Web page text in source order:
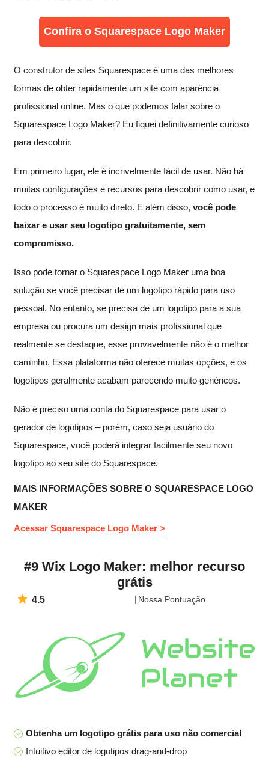
Confira o Squarespace Logo Maker
O construtor de sites Squarespace é uma das melhores
formas de obter rapidamente um site com aparência
profissional online. Mas o que podemos falar sobre o
Squarespace Logo Maker? Eu fiquei definitivamente curioso
para descobrir.
Em primeiro lugar, ele é incrivelmente fácil de usar. Não há
muitas configurações e recursos para descobrir como usar, e
todo o processo é muito direto. E além disso, você pode
baixar e usar seu logotipo gratuitamente, sem
compromisso.
Isso pode tornar o Squarespace Logo Maker uma boa
solução se você precisar de um logotipo rápido para uso
pessoal. No entanto, se precisa de um logotipo para a sua
empresa ou procura um design mais profissional que
realmente se destaque, esse provavelmente não é o melhor
caminho. Essa plataforma não oferece muitas opções, e os
logotipos geralmente acabam parecendo muito genéricos.
Não é preciso uma conta do Squarespace para usar o
gerador de logotipos – porém, caso seja usuário do
Squarespace, você poderá integrar facilmente seu novo
logotipo ao seu site do Squarespace.
MAIS INFORMAÇÕES SOBRE O SQUARESPACE LOGO
MAKER
Acessar Squarespace Logo Maker >
#9 Wix Logo Maker: melhor recurso
grátis
4.5 Nossa Pontuação
Obtenha um logotipo grátis para uso não comercial
Intuitivo editor de logotipos drag-and-drop